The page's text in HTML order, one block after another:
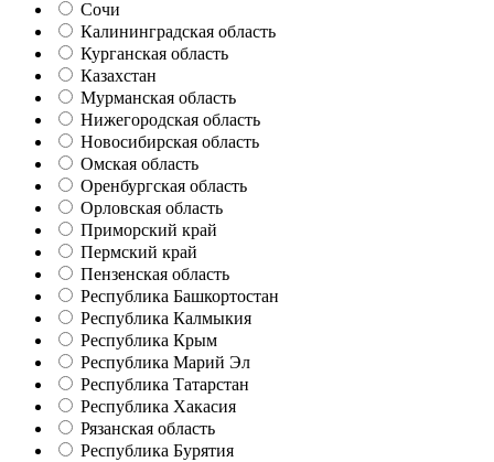
Сочи
Калининградская область
Курганская область
Казахстан
Мурманская область
Нижегородская область
Новосибирская область
Омская область
Оренбургская область
Орловская область
Приморский край
Пермский край
Пензенская область
Республика Башкортостан
Республика Калмыкия
Республика Крым
Республика Марий Эл
Республика Татарстан
Республика Хакасия
Рязанская область
Республика Бурятия